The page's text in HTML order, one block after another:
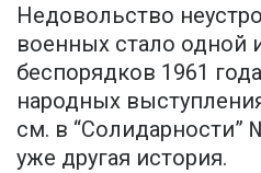
Недовольство
военных стало одной
беспорядков 1961
народных
см. в “Солидарности”
уже другая история.